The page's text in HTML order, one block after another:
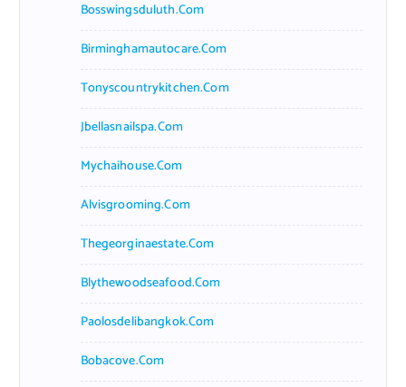
Bosswingsduluth.com
Birminghamautocare.com
Tonyscountrykitchen.com
Jbellasnailspa.com
Mychaihouse.com
Alvisgrooming.com
Thegeorginaestate.com
Blythewoodseafood.com
Paolosdelibangkok.com
Bobacove.com